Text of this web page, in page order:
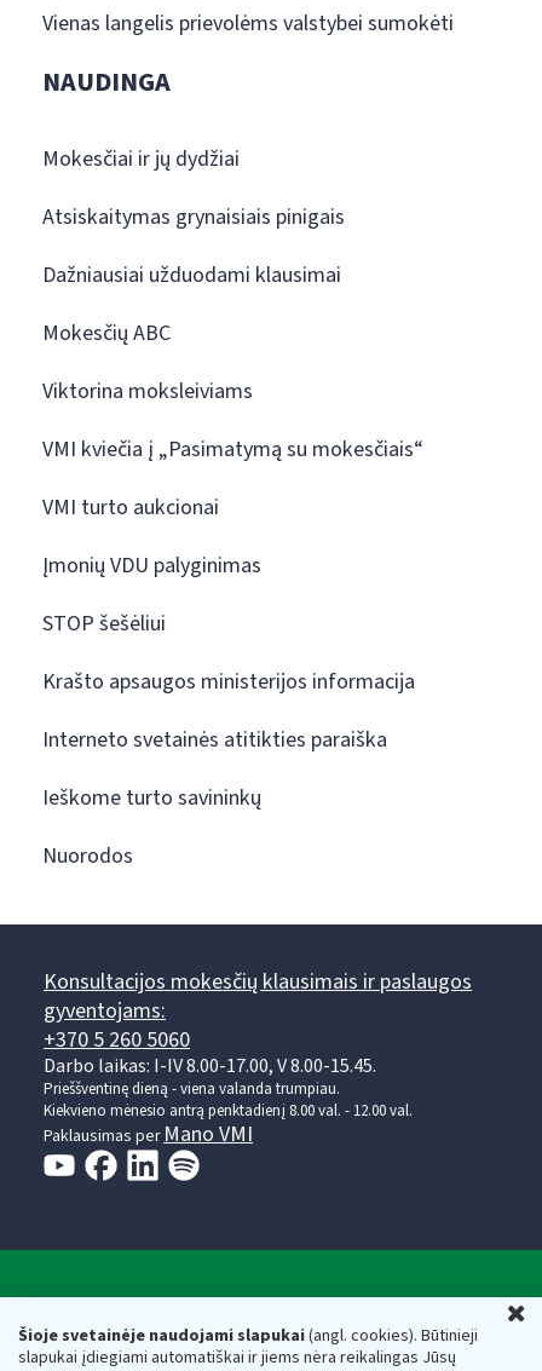
Šioje svetainėje naudojami slapukai(angl. cookies). Būtinieji
slapukai įdiegiami automatiškai ir jiems nėra reikalingas Jūsų
Vienas langelis prievolėms valstybei sumokėti
NAUDINGA
Mokesčiai ir jų dydžiai
Atsiskaitymas grynaisiais pinigais
Dažniausiai užduodami klausimai
Mokesčių ABC
Viktorina moksleiviams
VMI kviečia į „Pasimatymą su mokesčiais“
VMI turto aukcionai
Įmonių VDU palyginimas
STOP šešėliui
Krašto apsaugos ministerijos informacija
Interneto svetainės atitikties paraiška
Ieškome turto savininkų
Nuorodos
Konsultacijos mokesčių klausimais ir paslaugos
gyventojams:
+370 5 260 5060
Darbo laikas: I-IV 8.00-17.00, V 8.00-15.45.
Prieššventinę dieną - viena valanda trumpiau.
Kiekvieno mėnesio antrą penktadienį 8.00 val. - 12.00 val.
Paklausimas per Mano VMI
Respublikos finansų ministerijos